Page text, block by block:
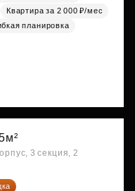
Квартира за 2 000 ₽/мес
планировка
3 секция, 2